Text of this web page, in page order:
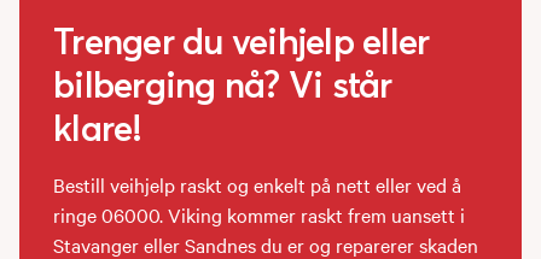
Trenger du veihjelp eller
bilberging nå? Vi står
klare!
Bestill veihjelp raskt og enkelt på nett eller ved å
ringe 06000. Viking kommer raskt frem uansett i
Stavanger eller Sandnes du er og reparerer skaden